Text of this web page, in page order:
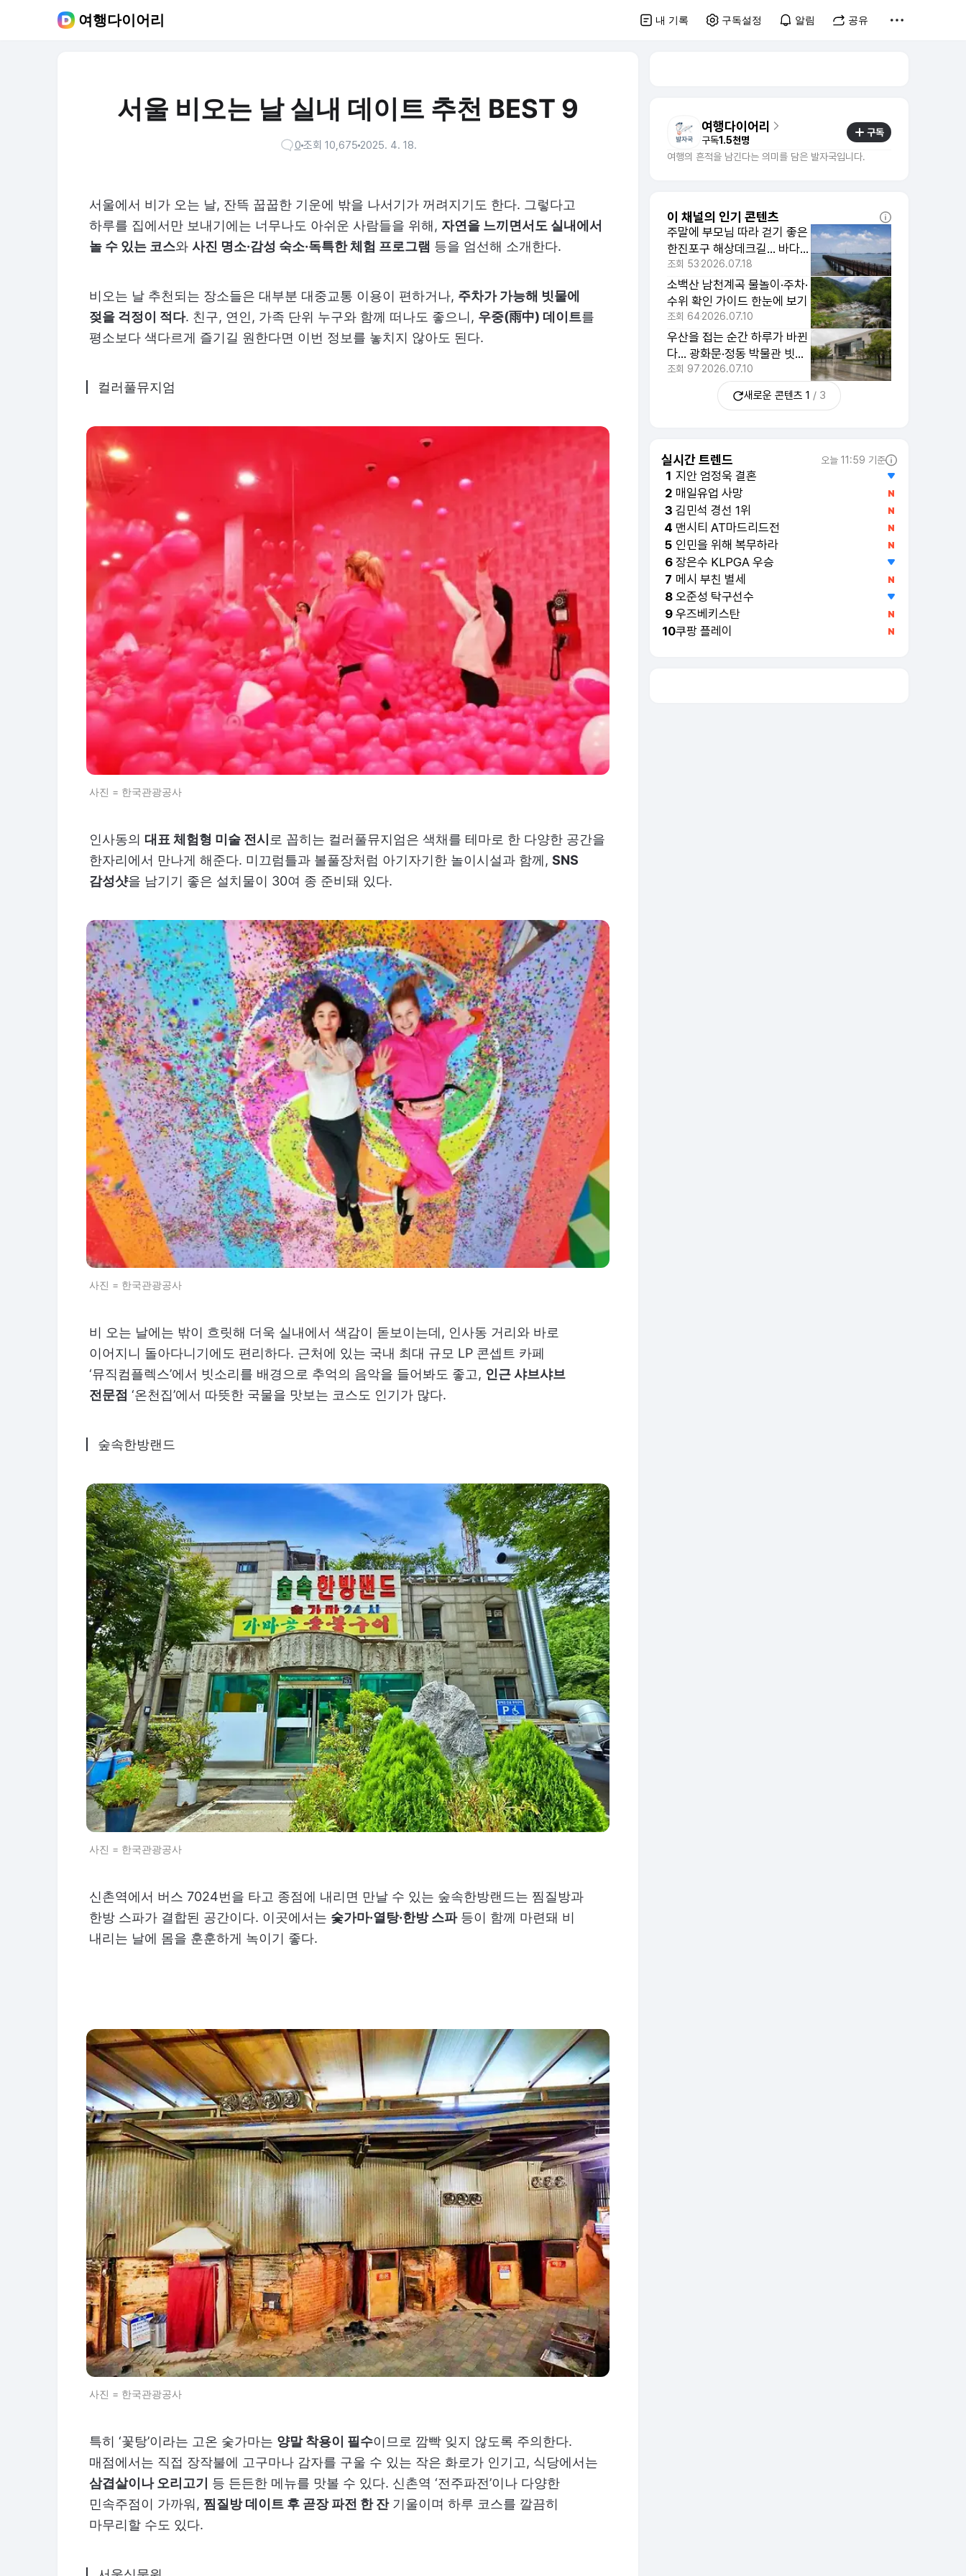
여행다이어리 내 기록 구독설정 알림 공유
서울 비오는 날 실내 데이트 추천 BEST 9
0조회 10,6752025. 4. 18.
서울에서 비가 오는 날, 잔뜩 꿉꿉한 기운에 밖을 나서기가 꺼려지기도 한다. 그렇다고
하루를 집에서만 보내기에는 너무나도 아쉬운 사람들을 위해, 자연을 느끼면서도 실내에서
놀 수 있는 코스와 사진 명소·감성 숙소·독특한 체험 프로그램 등을 엄선해 소개한다.
비오는 날 추천되는 장소들은 대부분 대중교통 이용이 편하거나, 주차가 가능해 빗물에
젖을 걱정이 적다. 친구, 연인, 가족 단위 누구와 함께 떠나도 좋으니, 우중(雨中) 데이트를
평소보다 색다르게 즐기길 원한다면 이번 정보를 놓치지 않아도 된다.
컬러풀뮤지엄
사진 = 한국관광공사
인사동의 대표 체험형 미술 전시 로 꼽히는 컬러풀뮤지엄은 색채를 테마로 한 다양한 공간을
한자리에서 만나게 해준다. 미끄럼틀과 볼풀장처럼 아기자기한 놀이시설과 함께, SNS
감성샷을 남기기 좋은 설치물이 30여 종 준비돼 있다.
사진 = 한국관광공사
비 오는 날에는 밖이 흐릿해 더욱 실내에서 색감이 돋보이는데, 인사동 거리와 바로
이어지니 돌아다니기에도 편리하다. 근처에 있는 국내 최대 규모 LP 콘셉트 카페
‘뮤직컴플렉스’에서 빗소리를 배경으로 추억의 음악을 들어봐도 좋고, 인근 샤브샤브
전문점 ‘온천집’에서 따뜻한 국물을 맛보는 코스도 인기가 많다.
숲속한방랜드
사진 = 한국관광공사
신촌역에서 버스 7024번을 타고 종점에 내리면 만날 수 있는 숲속한방랜드는 찜질방과
한방 스파가 결합된 공간이다. 이곳에서는 숯가마·열탕·한방 스파등이 함께 마련돼 비
내리는 날에 몸을 훈훈하게 녹이기 좋다.
사진 = 한국관광공사
특히 ‘꽃탕’이라는 고온 숯가마는 양말 착용이 필수이므로 깜빡 잊지 않도록 주의한다.
매점에서는 직접 장작불에 고구마나 감자를 구울 수 있는 작은 화로가 인기고, 식당에서는
삼겹살이나 오리고기
등 든든한 메뉴를 맛볼 수 있다. 신촌역 ‘전주파전’이나 다양한
민속주점이 가까워, 찜질방 데이트 후 곧장 파전 한 잔기울이며 하루 코스를 깔끔히
마무리할 수도 있다.
여행다이어리
구독1.5천명
구독
여행의 흔적을 남긴다는 의미를 담은 발자국입니다.
이 채널의 인기 콘텐츠
주말에 부모님 따라 걷기 좋은
한진포구 해상데크길... 바다
보며 쉬어가는 당진...
조회 53 2026.07.18
소백산 남천계곡 물놀이·주차·
수위 확인 가이드 한눈에 보기
조회 64 2026.07.10
우산을 접는 순간 하루가 바뀐
다… 광화문·정동 박물관 빗길
산책 한눈에 보기
조회 97 2026.07.10
새로운 콘텐츠 1 / 3
실시간 트렌드 오늘 11:59 기준
1 지안 엄정욱 결혼
2 매일유업 사망
3 김민석 경선 1위
4 맨시티 AT마드리드전
5 인민을 위해 복무하라
6 장은수 KLPGA 우승
7 메시 부친 별세
8 오준성 탁구선수
9 우즈베키스탄
10쿠팡 플레이